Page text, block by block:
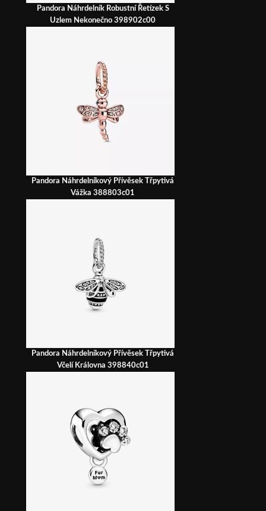
Pandora Náhrdelník Robustní Řetízek S
Uzlem Nekonečno 398902c00
Pandora Náhrdelníkový Přívěsek Třpytivá
Vážka 388803c01
Pandora Náhrdelníkový Přívěsek Třpytivá
Včelí Královna 398840c01